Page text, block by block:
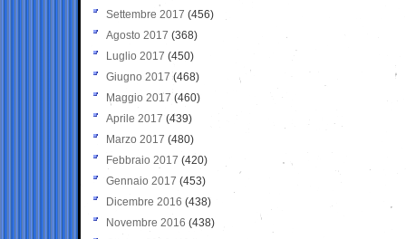
Settembre 2017 (456)
Agosto 2017 (368)
Luglio 2017 (450)
Giugno 2017 (468)
Maggio 2017 (460)
Aprile 2017 (439)
Marzo 2017 (480)
Febbraio 2017 (420)
Gennaio 2017 (453)
Dicembre 2016 (438)
Novembre 2016 (438)